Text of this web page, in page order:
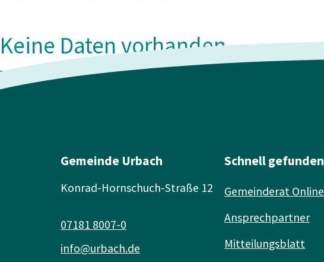
Keine Daten vorhanden
Gemeinde Urbach
Konrad-Hornschuch-Straße 12
info@urbach.de
07181 8007-0
Schnell gefunden
Gemeinderat Online
Ansprechpartner
Mitteilungsblatt